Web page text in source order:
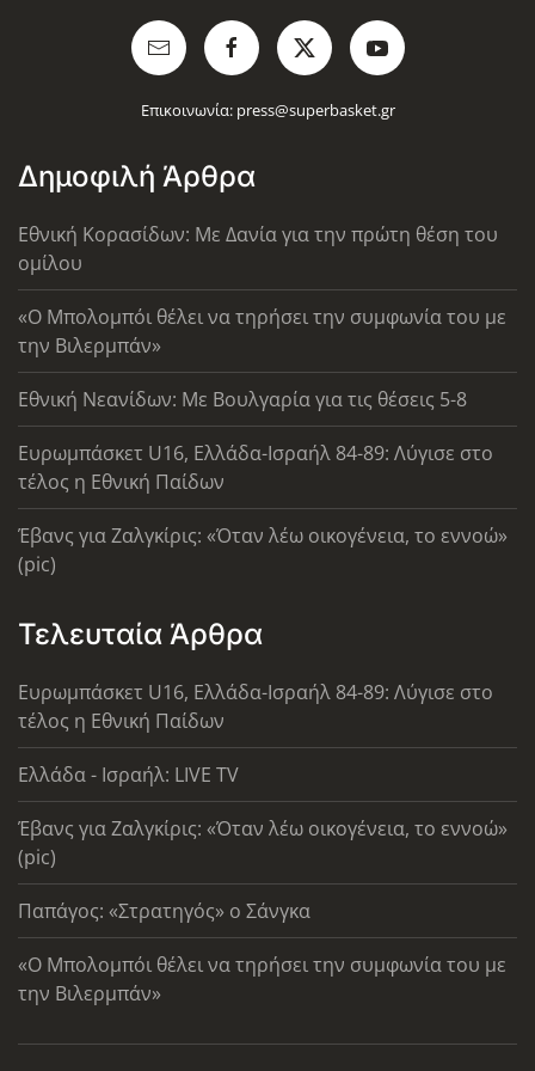
Επικοινωνία: press@superbasket.gr
Δημοφιλή Άρθρα
Εθνική Κορασίδων: Με Δανία για την πρώτη θέση του
ομίλου
«Ο Μπολομπόι θέλει να τηρήσει την συμφωνία του με
την Βιλερμπάν»
Εθνική Νεανίδων: Με Βουλγαρία για τις θέσεις 5-8
Ευρωμπάσκετ U16, Ελλάδα-Ισραήλ 84-89: Λύγισε στο
τέλος η Εθνική Παίδων
Έβανς για Ζαλγκίρις: «Όταν λέω οικογένεια, το εννοώ»
(pic)
Τελευταία Άρθρα
Ευρωμπάσκετ U16, Ελλάδα-Ισραήλ 84-89: Λύγισε στο
τέλος η Εθνική Παίδων
Ελλάδα - Ισραήλ: LIVE TV
Έβανς για Ζαλγκίρις: «Όταν λέω οικογένεια, το εννοώ»
(pic)
Παπάγος: «Στρατηγός» ο Σάνγκα
«Ο Μπολομπόι θέλει να τηρήσει την συμφωνία του με
την Βιλερμπάν»